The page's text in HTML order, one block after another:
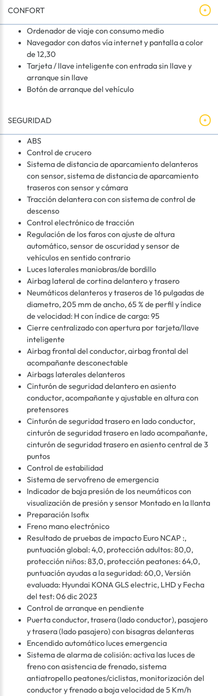
CONFORT
Ordenador de viaje con consumo medio
Navegador con datos vía internet y pantalla a color
de 12,30
Tarjeta / llave inteligente con entrada sin llave y
arranque sin llave
Botón de arranque del vehículo
SEGURIDAD
ABS
Control de crucero
Sistema de distancia de aparcamiento delanteros
con sensor, sistema de distancia de aparcamiento
traseros con sensor y cámara
Tracción delantera con con sistema de control de
descenso
Control electrónico de tracción
Regulación de los faros con ajuste de altura
automático, sensor de oscuridad y sensor de
vehículos en sentido contrario
Luces laterales maniobras/de bordillo
Airbag lateral de cortina delantero y trasero
Neumáticos delanteros y traseros de 16 pulgadas de
diametro, 205 mm de ancho, 65 % de perfil y índice
de velocidad: H con índice de carga: 95
Cierre centralizado con apertura por tarjeta/llave
inteligente
Airbag frontal del conductor, airbag frontal del
acompañante desconectable
Airbags laterales delanteros
Cinturón de seguridad delantero en asiento
conductor, acompañante y ajustable en altura con
pretensores
Cinturón de seguridad trasero en lado conductor,
cinturón de seguridad trasero en lado acompañante,
cinturón de seguridad trasero en asiento central de 3
puntos
Control de estabilidad
Sistema de servofreno de emergencia
Indicador de baja presión de los neumáticos con
visualización de presión y sensor Montado en la llanta
Preparación Isofix
Freno mano electrónico
Resultado de pruebas de impacto Euro NCAP :,
puntuación global: 4,0, protección adultos: 80,0,
protección niños: 83,0, protección peatones: 64,0,
puntuación ayudas a la seguridad: 60,0, Versión
evaluada: Hyundai KONA GLS electric, LHD y Fecha
del test: 06 dic 2023
Control de arranque en pendiente
Puerta conductor, trasera (lado conductor), pasajero
y trasera (lado pasajero) con bisagras delanteras
Encendido automático luces emergencia
Sistema de alarma de colisión: activa las luces de
freno con asistencia de frenado, sistema
antiatropello peatones/ciclistas, monitorización del
conductor y frenado a baja velocidad de 5 Km/h